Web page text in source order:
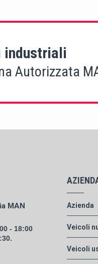
industriali
Autorizzata
MAN
- 18:00
Azienda
Veicoli
Veicoli